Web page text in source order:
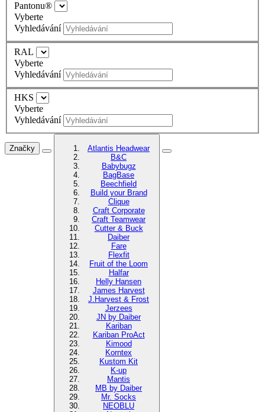
Pantonu®
Vyberte
Vyhledávání
RAL
Vyberte
Vyhledávání
HKS
Vyberte
Vyhledávání
Značky
Atlantis Headwear
B&C
Babybugz
BagBase
Beechfield
Build your Brand
Clique
Craft Corporate
Craft Teamwear
Cutter & Buck
Daiber
Fare
Flexfit
Fruit of the Loom
Halfar
Helly Hansen
James Harvest
J.Harvest & Frost
Jerzees
JN by Daiber
Kariban
Kariban ProAct
Kimood
Korntex
Kustom Kit
K-up
Mantis
MB by Daiber
Mr. Socks
NEOBLU